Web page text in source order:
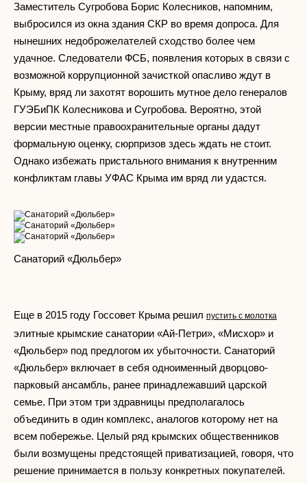
Заместитель Сугробова Борис Колесников, напомним,
выбросился из окна здания СКР во время допроса. Для
нынешних недоброжелателей сходство более чем
удачное. Следователи ФСБ, появления которых в связи с
возможной коррупционной зачисткой опасливо ждут в
Крыму, вряд ли захотят ворошить мутное дело генералов
ГУЭБиПК Колесникова и Сугробова. Вероятно, этой
версии местные правоохранительные органы дадут
формальную оценку, сюрпризов здесь ждать не стоит.
Однако избежать пристального внимания к внутренним
конфликтам главы УФАС Крыма им вряд ли удастся.
Санаторий «Дюльбер»
Еще в 2015 году Госсовет Крыма решил пустить с молотка
элитные крымские санатории «Ай-Петри», «Мисхор» и
«Дюльбер» под предлогом их убыточности. Санаторий
«Дюльбер» включает в себя одноименный дворцово-
парковый ансамбль, ранее принадлежавший царской
семье. При этом три здравницы предполагалось
объединить в один комплекс, аналогов которому нет на
всем побережье. Целый ряд крымских общественников
были возмущены предстоящей приватизацией, говоря, что
решение принимается в пользу конкретных покупателей.